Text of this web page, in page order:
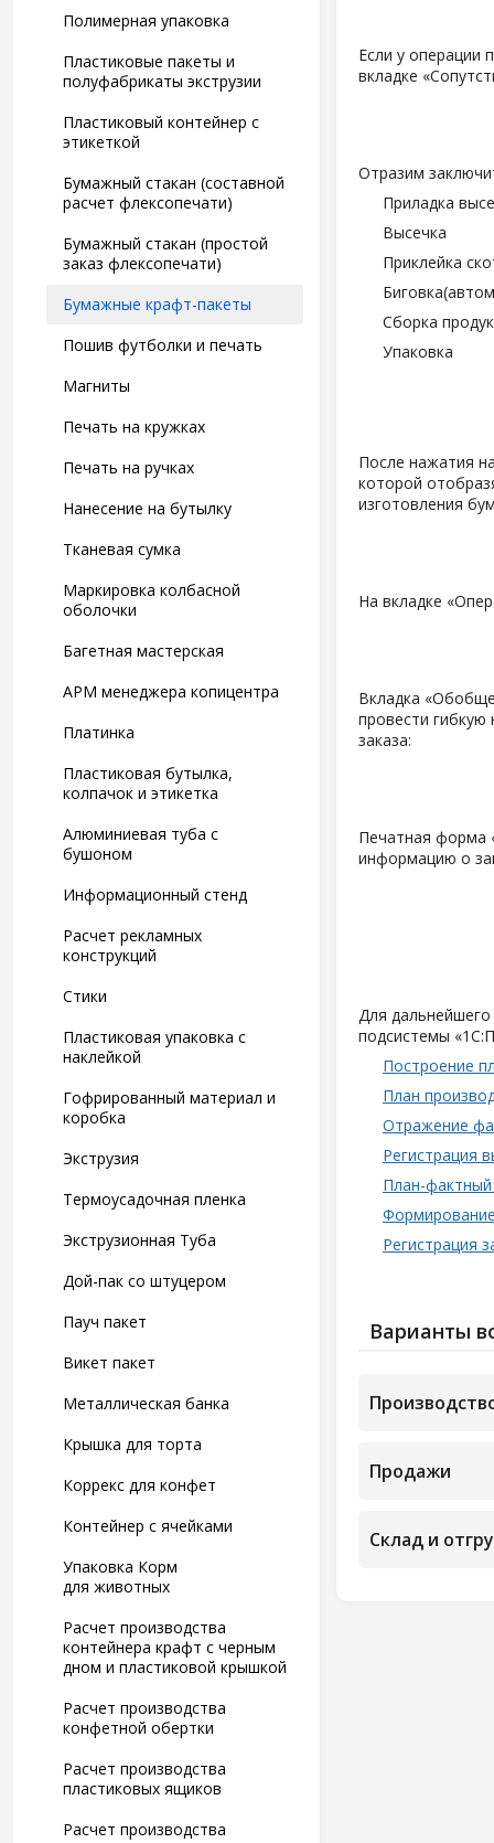
Полимерная упаковка
Пластиковые пакеты и
полуфабрикаты экструзии
Пластиковый контейнер с
этикеткой
Бумажный стакан (составной
расчет флексопечати)
Бумажный стакан (простой
заказ флексопечати)
Бумажные крафт-пакеты
Пошив футболки и печать
Магниты
Печать на кружках
Печать на ручках
Нанесение на бутылку
Тканевая сумка
Маркировка колбасной
оболочки
Багетная мастерская
АРМ менеджера копицентра
Платинка
Пластиковая бутылка,
колпачок и этикетка
Алюминиевая туба с
бушоном
Информационный стенд
Расчет рекламных
конструкций
Стики
Пластиковая упаковка с
наклейкой
Гофрированный материал и
коробка
Экструзия
Термоусадочная пленка
Экструзионная Туба
Дой-пак со штуцером
Пауч пакет
Викет пакет
Металлическая банка
Крышка для торта
Коррекс для конфет
Контейнер с ячейками
Упаковка Корм
для животных
Расчет производства
контейнера крафт с черным
дном и пластиковой крышкой
Расчет производства
конфетной обертки
Расчет производства
пластиковых ящиков
Расчет производства
Если у операции
вкладке
Отразим
Приладка
Высечка
Приклейка
Сборка
Упаковка
После нажатия
которой
изготовления
На вкладке
Вкладка
провести гибкую
заказа:
Печатная форма
информацию о
Для
подсистемы
Построение
План
Отражение
Регистрация
План-фактный
Регистрация
Варианты
Продажи
Склад и